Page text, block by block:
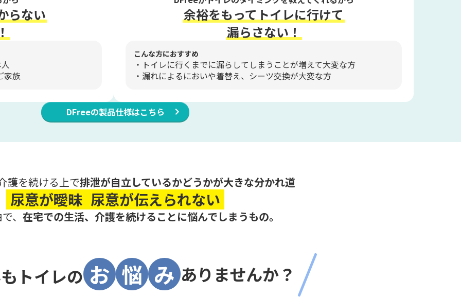
らない
家族
余裕をもってトイレに行けて
漏らさない！
こんな方におすすめ
トイレに行くまでに漏らしてしまうことが増えて大変な方
漏れによるにおいや着替え、シーツ交換が大変な方
DFreeの製品仕様はこちら
護を続ける上で排泄が自立しているかどうかが大きな分かれ道
尿意が曖昧 尿意が伝えられない
、 在宅での生活、介護を続けることに悩んでしまうもの。
トイレの お 悩 み ありませんか？